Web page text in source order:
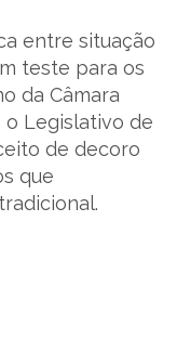
entre situação
teste para os
da Câmara
o Legislativo de
de decoro
que